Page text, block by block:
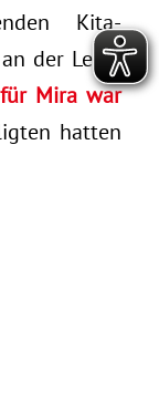
Kita-
der Leine
Mira war
hatten